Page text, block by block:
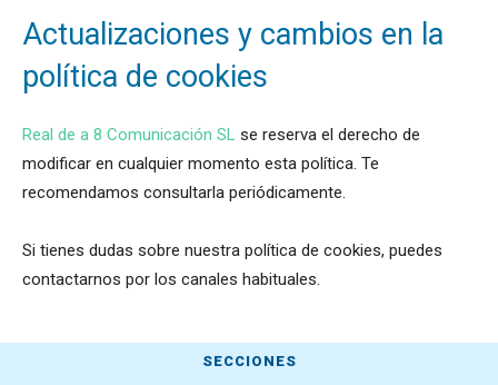
Actualizaciones y cambios en la
política de cookies
Real de a 8 Comunicación SL se reserva el derecho de
modificar en cualquier momento esta política. Te
recomendamos consultarla periódicamente.
Si tienes dudas sobre nuestra política de cookies, puedes
contactarnos por los canales habituales.
SECCIONES